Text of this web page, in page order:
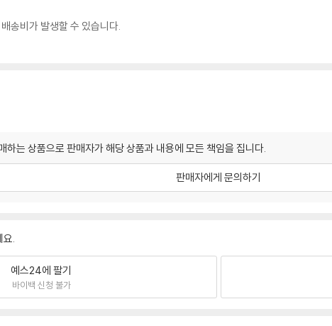
송비가 발생할 수 있습니다.
하는 상품으로 판매자가 해당 상품과 내용에 모든 책임을 집니다.
판매자에게 문의하기
요.
예스24에 팔기
바이백 신청 불가